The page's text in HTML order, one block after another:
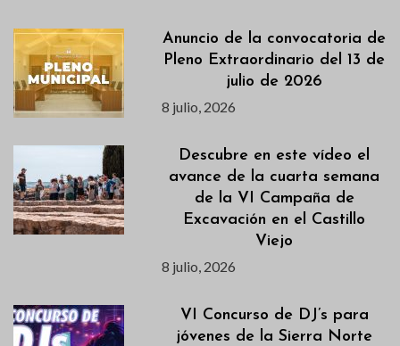
Anuncio de la convocatoria de
Pleno Extraordinario del 13 de
julio de 2026
8 julio, 2026
Descubre en este vídeo el
avance de la cuarta semana
de la VI Campaña de
Excavación en el Castillo
Viejo
8 julio, 2026
VI Concurso de DJ’s para
jóvenes de la Sierra Norte